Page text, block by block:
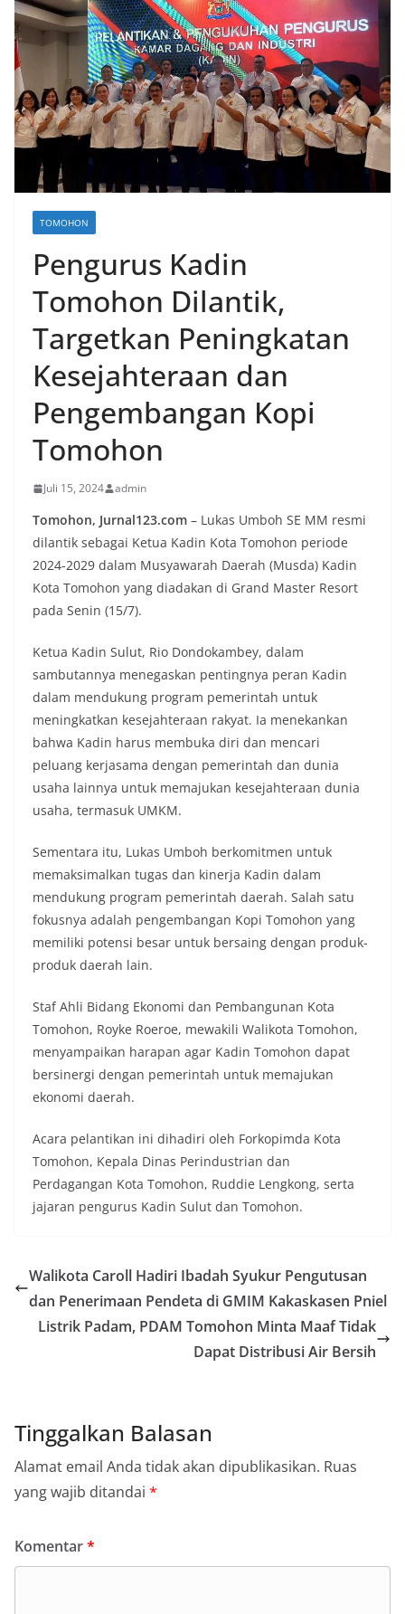
TOMOHON
Pengurus Kadin
Tomohon Dilantik,
Targetkan Peningkatan
Kesejahteraan dan
Pengembangan Kopi
Tomohon
Juli 15, 2024 admin
Tomohon, Jurnal123.com – Lukas Umboh SE MM resmi
dilantik sebagai Ketua Kadin Kota Tomohon periode
2024-2029 dalam Musyawarah Daerah (Musda) Kadin
Kota Tomohon yang diadakan di Grand Master Resort
pada Senin (15/7).
Ketua Kadin Sulut, Rio Dondokambey, dalam
sambutannya menegaskan pentingnya peran Kadin
dalam mendukung program pemerintah untuk
meningkatkan kesejahteraan rakyat. Ia menekankan
bahwa Kadin harus membuka diri dan mencari
peluang kerjasama dengan pemerintah dan dunia
usaha lainnya untuk memajukan kesejahteraan dunia
usaha, termasuk UMKM.
Sementara itu, Lukas Umboh berkomitmen untuk
memaksimalkan tugas dan kinerja Kadin dalam
mendukung program pemerintah daerah. Salah satu
fokusnya adalah pengembangan Kopi Tomohon yang
memiliki potensi besar untuk bersaing dengan produk-
produk daerah lain.
Staf Ahli Bidang Ekonomi dan Pembangunan Kota
Tomohon, Royke Roeroe, mewakili Walikota Tomohon,
menyampaikan harapan agar Kadin Tomohon dapat
bersinergi dengan pemerintah untuk memajukan
ekonomi daerah.
Acara pelantikan ini dihadiri oleh Forkopimda Kota
Tomohon, Kepala Dinas Perindustrian dan
Perdagangan Kota Tomohon, Ruddie Lengkong, serta
jajaran pengurus Kadin Sulut dan Tomohon.
Walikota Caroll Hadiri Ibadah Syukur Pengutusan
dan Penerimaan Pendeta di GMIM Kakaskasen Pniel
Listrik Padam, PDAM Tomohon Minta Maaf Tidak
Dapat Distribusi Air Bersih
Tinggalkan Balasan
Alamat email Anda tidak akan dipublikasikan. Ruas
yang wajib ditandai *
Komentar*